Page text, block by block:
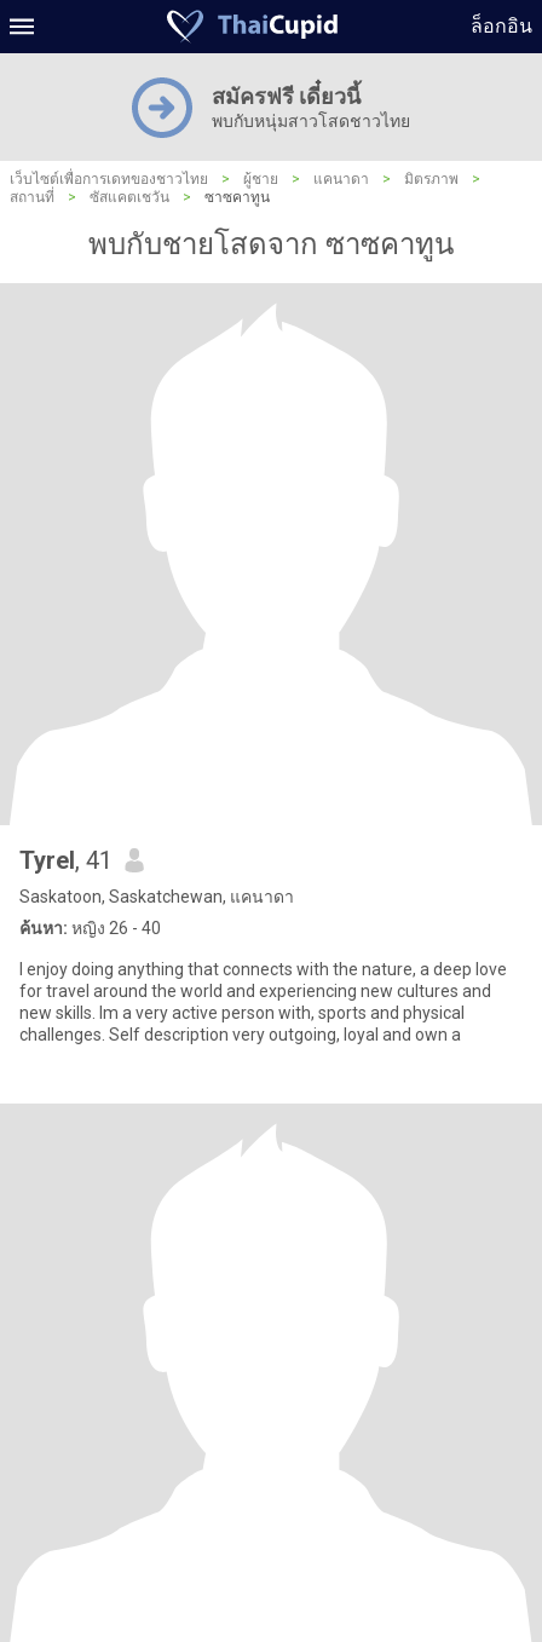
ล็อกอิน
สมัครฟรี เดี๋ยวนี้
พบกับหนุ่มสาวโสดชาวไทย
เว็บไซต์เพื่อการเดทของชาวไทย > ผู้ชาย > แคนาดา > มิตรภาพ
>
สถานที่
> ซัสแคตเชวัน > ซาซคาทูน
พบกับชายโสดจาก ซาซคาทูน
Tyrel, 41
Saskatoon, Saskatchewan, แคนาดา
ค้นหา: หญิง 26 - 40
I enjoy doing anything that connects with the nature, a deep love
for travel around the world and experiencing new cultures and
new skills. Im a very active person with, sports and physical
challenges. Self description very outgoing, loyal and own a